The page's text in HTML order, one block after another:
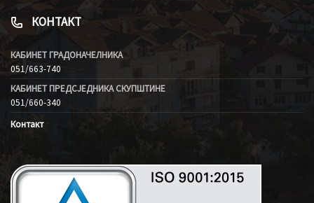
КОНТАКТ
КАБИНЕТ ГРАДОНАЧЕЛНИКА
051/663-740
КАБИНЕТ ПРЕДСЈЕДНИКА СКУПШТИНЕ
051/660-340
Контакт